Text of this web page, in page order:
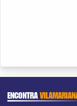
ENCONTRA